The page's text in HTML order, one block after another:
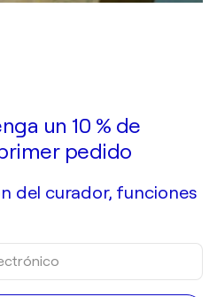
un 10 % de
pedido
del curador, funciones